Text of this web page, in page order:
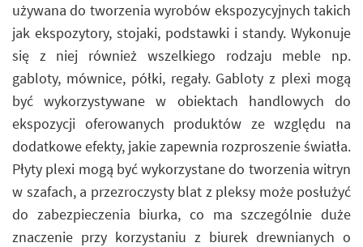
używana do tworzenia wyrobów ekspozycyjnych takich
jak ekspozytory, stojaki, podstawki i standy. Wykonuje
się z niej również wszelkiego rodzaju meble np.
gabloty, mównice, półki, regały. Gabloty z plexi mogą
być wykorzystywane w obiektach handlowych do
ekspozycji oferowanych produktów ze względu na
dodatkowe efekty, jakie zapewnia rozproszenie światła.
Płyty plexi mogą być wykorzystane do tworzenia witryn
w szafach, a przezroczysty blat z pleksy może posłużyć
do zabezpieczenia biurka, co ma szczególnie duże
znaczenie przy korzystaniu z biurek drewnianych o